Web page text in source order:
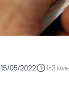
15/05/2022 1-2